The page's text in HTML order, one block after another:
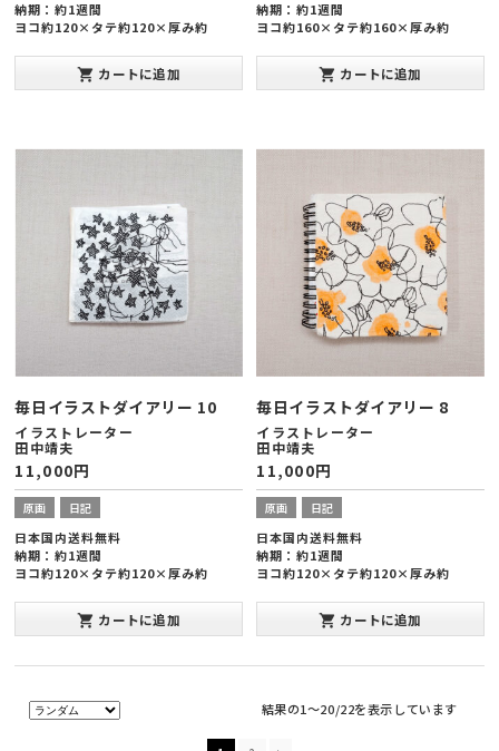
納期：約1週間
ヨコ約120×タテ約120×厚み約
shopping_cart カートに追加
納期：約1週間
ヨコ約160×タテ約160×厚み約
shopping_cart カートに追加
毎日イラストダイアリー 10
イラストレーター
田中靖夫
11,000円
原画 日記
日本国内送料無料
納期：約1週間
ヨコ約120×タテ約120×厚み約
shopping_cart カートに追加
毎日イラストダイアリー 8
イラストレーター
田中靖夫
11,000円
原画 日記
日本国内送料無料
納期：約1週間
ヨコ約120×タテ約120×厚み約
shopping_cart カートに追加
結果の1～20/22を表示しています